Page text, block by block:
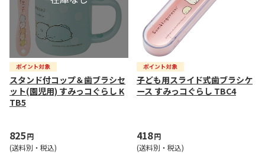
スタンド付コップ＆歯ブラシセ
ット(園児用) すみっコぐらし K
TB5
825円
(送料別・税込)
子ども用スライド式歯ブラシケ
ース すみっコぐらし TBC4
418円
(送料別・税込)